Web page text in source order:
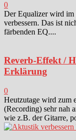
0
Der Equalizer wird im
verbessern. Das ist
färbenden EQ....
Reverb-Effekt /
Erklärung
0
Heutzutage wird zum
(Recording) sehr nah
wie z.B. der Gitarre,